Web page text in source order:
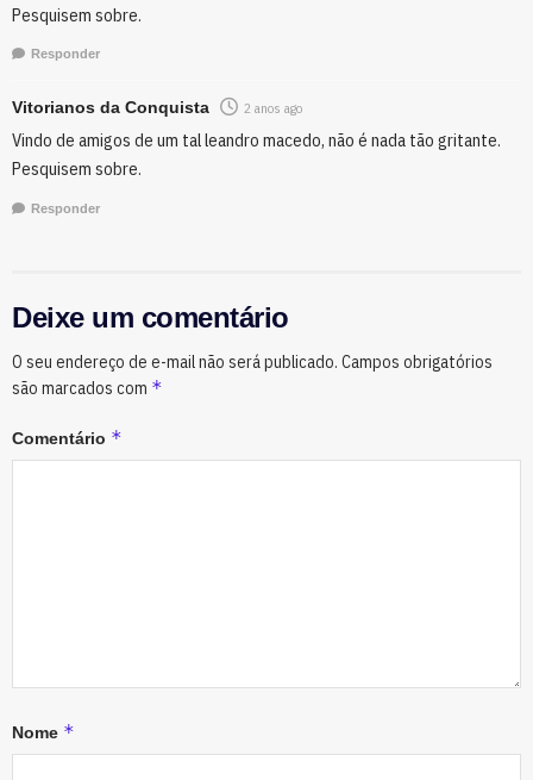
Pesquisem sobre.
Responder
Vitorianos da Conquista 2 anos ago
Vindo de amigos de um tal leandro macedo, não é nada tão gritante.
Pesquisem sobre.
Responder
Deixe um comentário
O seu endereço de e-mail não será publicado. Campos obrigatórios
são marcados com *
Comentário *
Nome *